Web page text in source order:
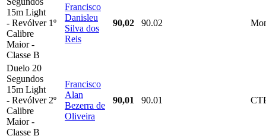
15m Light
- Revólver
Calibre
Maior -
Classe B
1º
Francisco
Danisleu
Silva dos
Reis
90,02 90.02
Duelo 20
Segundos
15m Light
- Revólver
Calibre
Maior -
Classe B
2º
Francisco
Alan
Bezerra de
Oliveira
90,01 90.01